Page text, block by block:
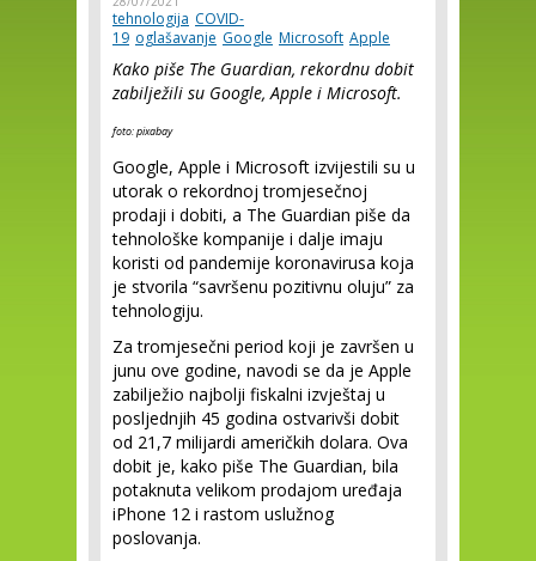
tehnologija COVID-
19 oglašavanje Google Microsoft Apple
Kako piše The Guardian, rekordnu dobit
zabilježili su Google, Apple i Microsoft.
foto: pixabay
Google, Apple i Microsoft izvijestili su u
utorak o rekordnoj tromjesečnoj
prodaji i dobiti, a The Guardian piše da
tehnološke kompanije i dalje imaju
koristi od pandemije koronavirusa koja
je stvorila “savršenu pozitivnu oluju” za
tehnologiju.
Za tromjesečni period koji je završen u
junu ove godine, navodi se da je Apple
zabilježio najbolji fiskalni izvještaj u
posljednjih 45 godina ostvarivši dobit
od 21,7 milijardi američkih dolara. Ova
dobit je, kako piše The Guardian, bila
potaknuta velikom prodajom uređaja
iPhone 12 i rastom uslužnog
poslovanja.